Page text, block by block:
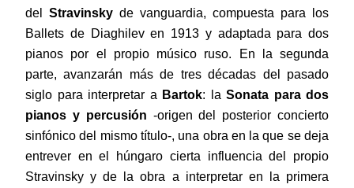
del Stravinsky de vanguardia, compuesta para los
Ballets de Diaghilev en 1913 y adaptada para dos
pianos por el propio músico ruso. En la segunda
parte, avanzarán más de tres décadas del pasado
siglo para interpretar a Bartok: la Sonata para dos
pianos y percusión -origen del posterior concierto
sinfónico del mismo título-, una obra en la que se deja
entrever en el húngaro cierta influencia del propio
Stravinsky y de la obra a interpretar en la primera